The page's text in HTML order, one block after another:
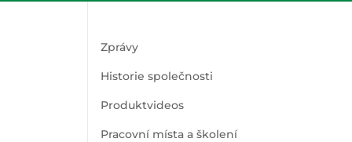
Zprávy
Historie společnosti
Produktvideos
Pracovní místa a školení